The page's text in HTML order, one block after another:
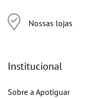
Nossas lojas
Institucional
Sobre a Apotiguar